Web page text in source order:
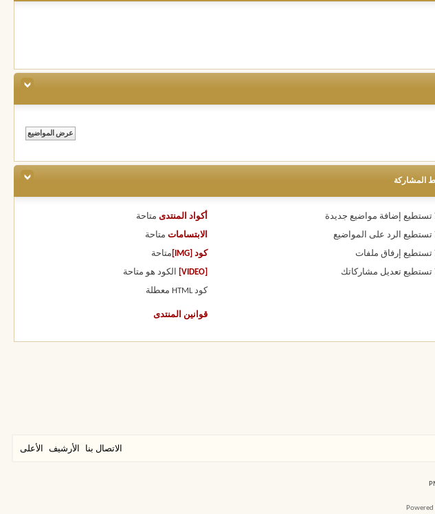
المشاركة
تستطيع إضافة مواضيع جديدة
تستطيع الرد على المواضيع
تستطيع إرفاق ملفات
تستطيع تعديل مشاركاتك
أكواد المنتدى متاحة
الابتسامات متاحة
كود [IMG] متاحة
[VIDEO] الكود هو متاحة
كود HTML معطلة
قوانين المنتدى
الاتصال بنا الأرشيف الأعلى
Powered